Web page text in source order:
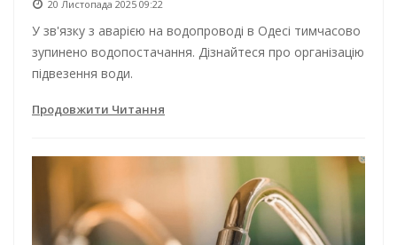
20 Листопада 2025 09:22
У зв'язку з аварією на водопроводі в Одесі тимчасово
зупинено водопостачання. Дізнайтеся про організацію
підвезення води.
Продовжити Читання